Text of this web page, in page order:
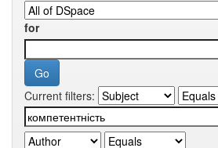
for
Current filters: